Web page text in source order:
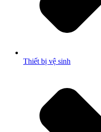
Thiết bị vệ sinh